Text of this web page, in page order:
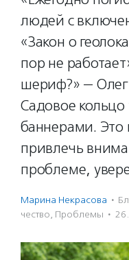
людей с
«Закон о
пор не
шериф?» —
Садовое кольцо
баннерами. Это
привлечь
проблеме,
Марина Некрасова ·
чест­во, Проблемы ·